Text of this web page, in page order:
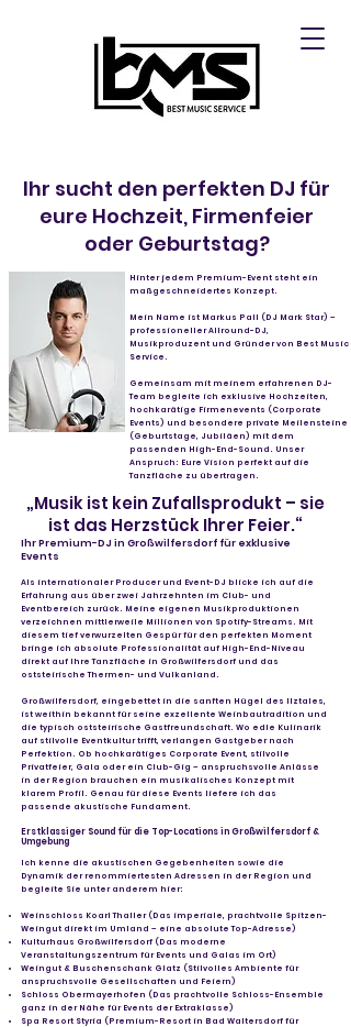
Ihr sucht den perfekten DJ für
eure Hochzeit, Firmenfeier
oder Geburtstag?
Hinter jedem Premium-Event steht ein
maßgeschneidertes Konzept.
Mein Name ist Markus Pall (DJ Mark Star) –
professioneller Allround-DJ,
Musikproduzent und Gründer von Best Music
Service.
Gemeinsam mit meinem erfahrenen DJ-
Team begleite ich exklusive Hochzeiten,
hochkarätige Firmenevents (Corporate
Events) und besondere private Meilensteine
(Geburtstage, Jubiläen) mit dem
passenden High-End-Sound. Unser
Anspruch: Eure Vision perfekt auf die
Tanzfläche zu übertragen.
„Musik ist kein Zufallsprodukt – sie
ist das Herzstück Ihrer Feier.“
Ihr Premium-DJ in Großwilfersdorf für exklusive
Events
Als internationaler Producer und Event-DJ blicke ich auf die
Erfahrung aus über zwei Jahrzehnten im Club- und
Eventbereich zurück. Meine eigenen Musikproduktionen
verzeichnen mittlerweile Millionen von Spotify-Streams. Mit
diesem tief verwurzelten Gespür für den perfekten Moment
bringe ich absolute Professionalität auf High-End-Niveau
direkt auf Ihre Tanzfläche in Großwilfersdorf und das
oststeirische Thermen- und Vulkanland.
Großwilfersdorf, eingebettet in die sanften Hügel des Ilztales,
ist weithin bekannt für seine exzellente Weinbautradition und
die typisch oststeirische Gastfreundschaft. Wo edle Kulinarik
auf stilvolle Eventkultur trifft, verlangen Gastgeber nach
Perfektion. Ob hochkarätiges Corporate Event, stilvolle
Privatfeier, Gala oder ein Club-Gig – anspruchsvolle Anlässe
in der Region brauchen ein musikalisches Konzept mit
klarem Profil. Genau für diese Events liefere ich das
passende akustische Fundament.
Erstklassiger Sound für die Top-Locations in Großwilfersdorf &
Umgebung
Ich kenne die akustischen Gegebenheiten sowie die
Dynamik der renommiertesten Adressen in der Region und
begleite Sie unter anderem hier:
Weinschloss Koarl Thaller (Das imperiale, prachtvolle Spitzen-
Weingut direkt im Umland – eine absolute Top-Adresse)
Kulturhaus Großwilfersdorf (Das moderne
Veranstaltungszentrum für Events und Galas im Ort)
Weingut & Buschenschank Glatz (Stilvolles Ambiente für
anspruchsvolle Gesellschaften und Feiern)
Schloss Obermayerhofen (Das prachtvolle Schloss-Ensemble
ganz in der Nähe für Events der Extraklasse)
Spa Resort Styria (Premium-Resort in Bad Waltersdorf für